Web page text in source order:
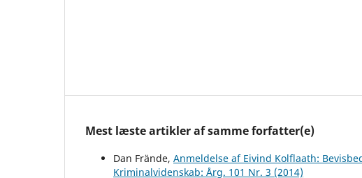
Mest læste artikler af samme forfatter(e)
Dan Frände, Anmeldelse af Eivind Kolflaath:
Kriminalvidenskab: Årg. 101 Nr. 3 (2014)